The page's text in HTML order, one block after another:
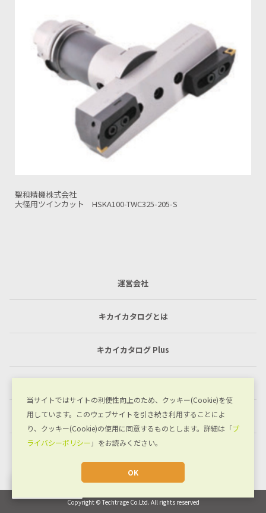
ファーストカット BT/BBT50-FIC150N-280-S
運営会社
キカイカタログとは
キカイカタログ Plus
プライバシーポリシー
お問い合わせ
Copyright © Techtrage Co.Ltd. All rights reserved
当サイトではサイトの利便性向上のため、クッキー(Cookie)を使
用しています。このウェブサイトを引き続き利用することによ
り、クッキー(Cookie)の使用に同意するものとします。詳細は「プ
ライバシーポリシー 」をお読みください。
OK